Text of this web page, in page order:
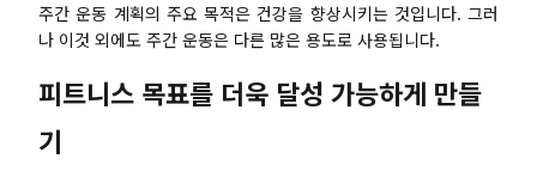
AI 플로우차트
AI 사용자 여정 지도
주간 운동 계획의 주요 목적은 건강을 향상시키는 것입니다. 그러
나 이것 외에도 주간 운동은 다른 많은 용도로 사용됩니다.
피트니스 목표를 더욱 달성 가능하게 만들
기